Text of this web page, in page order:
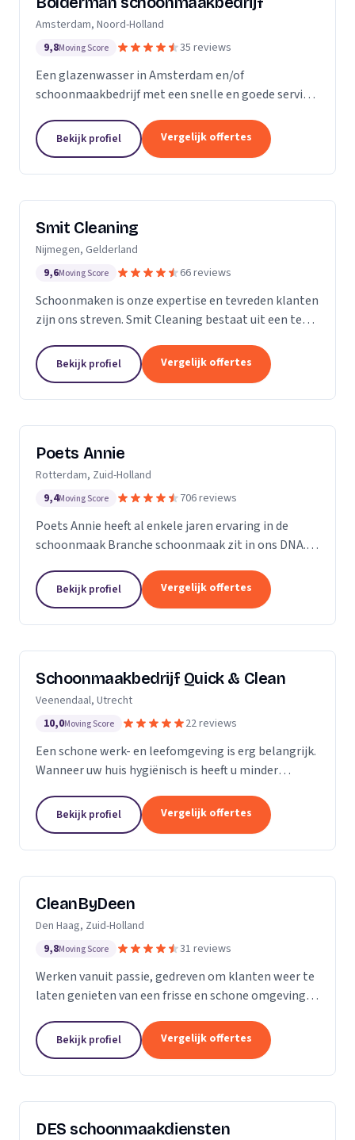
Amsterdam, Noord-Holland
9,8Moving Score 35 reviews
Een glazenwasser in Amsterdam en/of
schoonmaakbedrijf met een snelle en goede service
schoonmaakmedewerkers zijn actief in héél
Amsterdam en ontzorgen u met...
Bekijk profiel Vergelijk offertes
Smit Cleaning
Nijmegen, Gelderland
9,6Moving Score 66 reviews
Schoonmaken is onze expertise en tevreden klanten
zijn ons streven. Smit Cleaning bestaat uit een team
professioneel reinigen van zonnepanelen,
dakgoten...
Bekijk profiel Vergelijk offertes
Poets Annie
Rotterdam, Zuid-Holland
9,4Moving Score 706 reviews
Poets Annie heeft al enkele jaren ervaring in de
schoonmaak Branche schoonmaak zit in ons DNA.
Kantoor panden Scholen Zwembaden Vakantie
parkeren Traphuizen...
Bekijk profiel Vergelijk offertes
Schoonmaakbedrijf Quick & Clean
Veenendaal, Utrecht
10,0Moving Score 22 reviews
Een schone werk- en leefomgeving is erg belangrijk.
Wanneer uw huis hygiënisch is heeft u minder
een goede indruk op anderen, als uw bedrijfspand...
Bekijk profiel Vergelijk offertes
CleanByDeen
Den Haag, Zuid-Holland
9,8Moving Score 31 reviews
Werken vanuit passie, gedreven om klanten weer te
laten genieten van een frisse en schone omgeving.
Beleef het weer als nieuw! Het bedrijf voor uw...
Bekijk profiel Vergelijk offertes
DES schoonmaakdiensten